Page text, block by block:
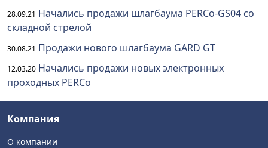
28.09.21 Начались продажи шлагбаума PERCo-GS04 со
складной стрелой
30.08.21 Продажи нового шлагбаума GARD GT
12.03.20 Начались продажи новых электронных
проходных PERCo
Компания
О компании